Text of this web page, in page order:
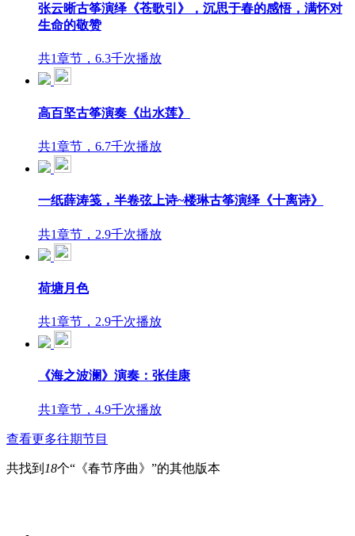
张云晰古筝演绎《苍歌引》，沉思于春的感悟，满怀对
生命的敬赞
共1章节，6.3千次播放
高百坚古筝演奏《出水莲》
共1章节，6.7千次播放
一纸薛涛笺，半卷弦上诗~楼琳古筝演绎《十离诗》
共1章节，2.9千次播放
荷塘月色
共1章节，2.9千次播放
《海之波澜》演奏：张佳康
共1章节，4.9千次播放
查看更多往期节目
共找到 18个“《春节序曲》”的其他版本